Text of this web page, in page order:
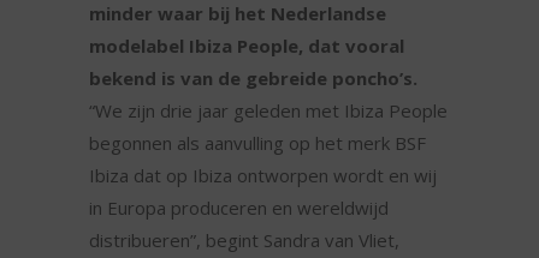
minder waar bij het Nederlandse
modelabel Ibiza People, dat vooral
bekend is van de gebreide poncho’s.
“We zijn drie jaar geleden met Ibiza People
begonnen als aanvulling op het merk BSF
Ibiza dat op Ibiza ontworpen wordt en wij
in Europa produceren en wereldwijd
distribueren”, begint Sandra van Vliet,